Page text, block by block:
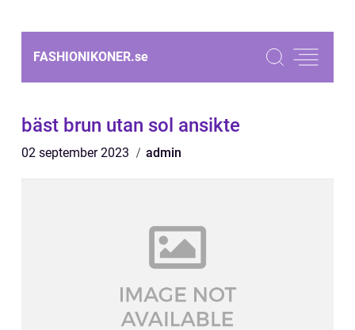
FASHIONIKONER.se
bäst brun utan sol ansikte
02 september 2023 admin